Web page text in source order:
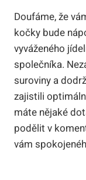
Doufáme, že
kočky bude
vyváženého
společníka.
suroviny a
zajistili
máte nějaké
podělit v
vám